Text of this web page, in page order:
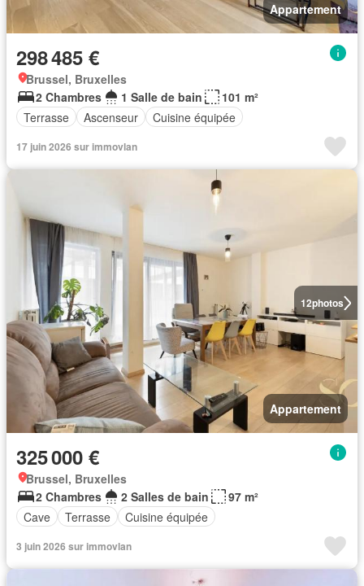
Appartement
298 485 €
Brussel, Bruxelles
2 Chambres
1 Salle de bain
101 m²
Terrasse
Ascenseur Cuisine équipée
17 juin 2026 sur immovlan
12photos
Appartement
325 000 €
Brussel, Bruxelles
2 Chambres
2 Salles de bain
97 m²
Cave
Terrasse Cuisine équipée
3 juin 2026 sur immovlan